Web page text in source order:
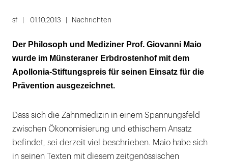
1
4
sf 01.10.2013 Nachrichten
Der Philosoph und Mediziner Prof. Giovanni Maio
wurde im Münsteraner Erbdrostenhof mit dem
Apollonia-Stiftungspreis für seinen Einsatz für die
Prävention ausgezeichnet.
Dass sich die Zahnmedizin in einem Spannungsfeld
zwischen Ökonomisierung und ethischem Ansatz
befindet, sei derzeit viel beschrieben. Maio habe sich
in seinen Texten mit diesem zeitgenössischen